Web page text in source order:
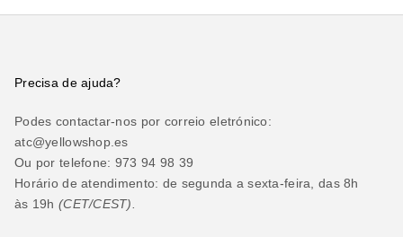
Precisa de ajuda?
Podes contactar-nos por correio eletrónico:
atc@yellowshop.es
Ou por telefone: 973 94 98 39
Horário de atendimento: de segunda a sexta-feira, das 8h
às 19h (CET/CEST).